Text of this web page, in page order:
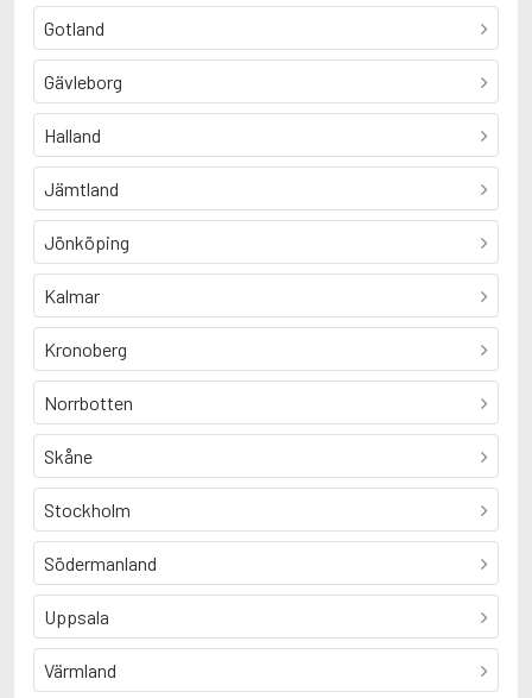
Gotland
Gävleborg
Halland
Jämtland
Jönköping
Kalmar
Kronoberg
Norrbotten
Skåne
Stockholm
Södermanland
Uppsala
Värmland